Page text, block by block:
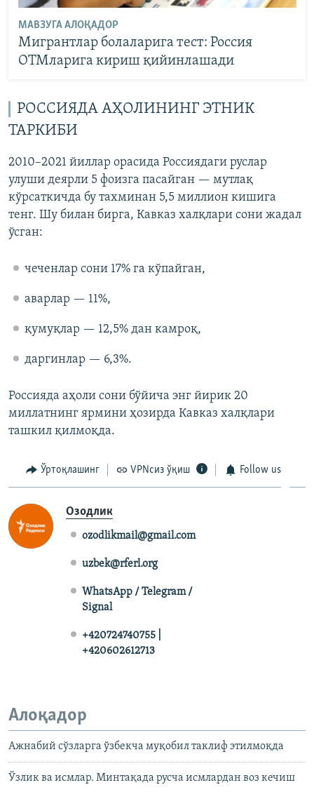
МАВЗУГА АЛОҚАДОР
Мигрантлар болаларига тест: Россия
ОТМларига кириш қийинлашади
РОССИЯДА АҲОЛИНИНГ ЭТНИК
ТАРКИБИ
2010–2021 йиллар орасида Россиядаги руслар
улуши деярли 5 фоизга пасайган — мутлақ
кўрсаткичда бу тахминан 5,5 миллион кишига
тенг. Шу билан бирга, Кавказ халқлари сони жадал
ўсган:
чеченлар сони 17% га кўпайган,
аварлар — 11%,
қумуқлар — 12,5% дан камроқ,
даргинлар — 6,3%.
Россияда аҳоли сони бўйича энг йирик 20
миллатнинг ярмини ҳозирда Кавказ халқлари
ташкил қилмоқда.
Ўртоқлашинг VPNсиз ўқиш Follow us
Озодлик
ozodlikmail@gmail.com
uzbek@rferl.org
WhatsApp / Telegram /
Signal
+420724740755 |
+420602612713
Алоқадор
Ажнабий сўзларга ўзбекча муқобил таклиф этилмоқда
Ўзлик ва исмлар. Минтақада русча исмлардан воз кечиш